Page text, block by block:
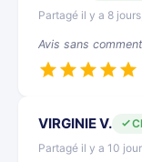
Partagé il y a 8
Avis sans
VIRGINIE V.
Partagé il y a 10